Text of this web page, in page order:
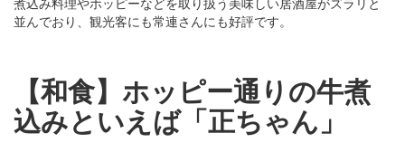
並んでおり、観光客にも常連さんにも好評です。
【和食】ホッピー通りの牛煮
込みといえば「正ちゃん」